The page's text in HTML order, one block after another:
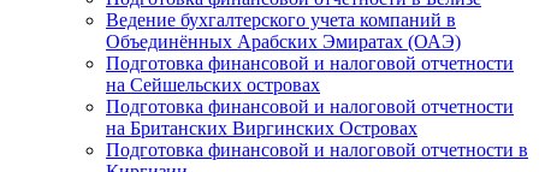
Ведение бухгалтерского учета компаний в
Объединённых Арабских Эмиратах (ОАЭ)
Подготовка финансовой и налоговой отчетности
на Сейшельских островах
Подготовка финансовой и налоговой отчетности
на Британских Виргинских Островах
Подготовка финансовой и налоговой отчетности в